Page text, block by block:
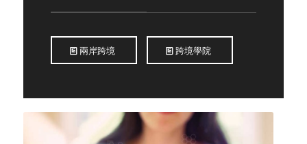
兩岸跨境 跨境學院